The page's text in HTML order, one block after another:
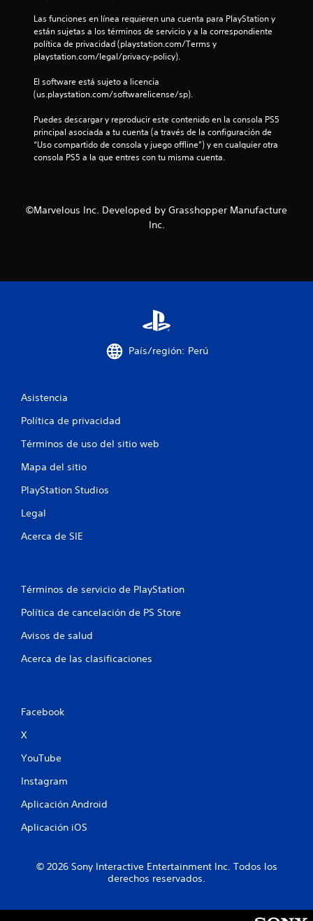
t
e
8
Las funciones en línea requieren una cuenta para PlayStation y
están sujetas a los términos de servicio y a la correspondiente
política de privacidad (playstation.com/Terms y
playstation.com/legal/privacy-policy).
El software está sujeto a licencia
(us.playstation.com/softwarelicense/sp).
Puedes descargar y reproducir este contenido en la consola PS5
principal asociada a tu cuenta (a través de la configuración de
“Uso compartido de consola y juego offline”) y en cualquier otra
consola PS5 a la que entres con tu misma cuenta.
©Marvelous Inc. Developed by Grasshopper Manufacture
Inc.
País/región: Perú
Asistencia
Política de privacidad
Términos de uso del sitio web
Mapa del sitio
PlayStation Studios
Legal
Acerca de SIE
Términos de servicio de PlayStation
Política de cancelación de PS Store
Avisos de salud
Acerca de las clasificaciones
Facebook
X
YouTube
Instagram
Aplicación Android
Aplicación iOS
© 2026 Sony Interactive Entertainment Inc. Todos los
derechos reservados.